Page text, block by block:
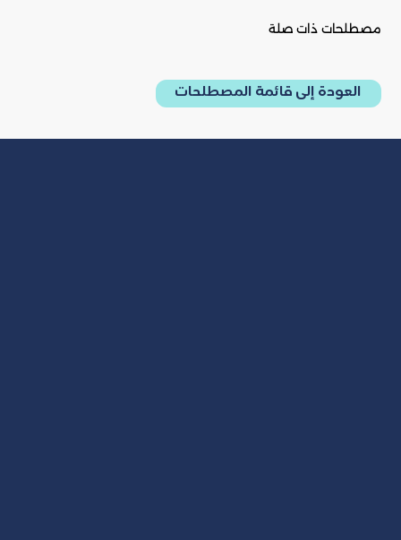
مصطلحات ذات صلة
العودة إلى قائمة المصطلحات